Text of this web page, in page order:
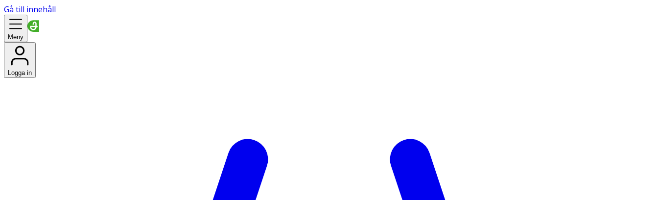
Gå till innehåll
Meny
Logga in